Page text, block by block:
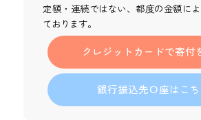
定額・連続ではない、都度の金額に
ております。
クレジットカードで寄付
銀行振込先口座はこち